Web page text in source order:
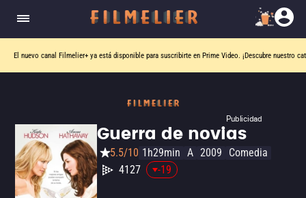
El nuevo canal Filmelier+ ya está disponible para suscribirte en Prime Video. ¡Descubre nuestro
Publicidad
Guerra de novias
5.5/10 1h29min A 2009
Comedia
4127
-19